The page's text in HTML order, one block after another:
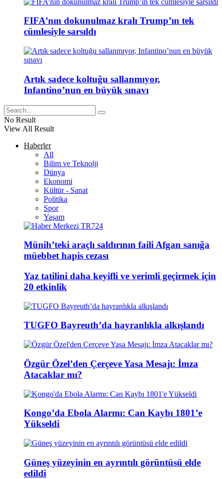
FIFA’nın dokunulmaz kralı Trump’ın tek
cümlesiyle sarsıldı
Artık sadece koltuğu sallanmıyor,
Infantino’nun en büyük sınavı
No Result
View All Result
Haberler
All
Bilim ve Teknolji
Dünya
Ekonomi
Kültür - Sanat
Politika
Spor
Yaşam
Münih’teki araçlı saldırının faili Afgan sanığa
müebbet hapis cezası
Yaz tatilini daha keyifli ve verimli geçirmek için
20 etkinlik
TUGFO Bayreuth’da hayranlıkla alkışlandı
Özgür Özel’den Çerçeve Yasa Mesajı: İmza
Atacaklar mı?
Kongo’da Ebola Alarmı: Can Kaybı 1801’e
Yükseldi
Güneş yüzeyinin en ayrıntılı görüntüsü elde
edildi